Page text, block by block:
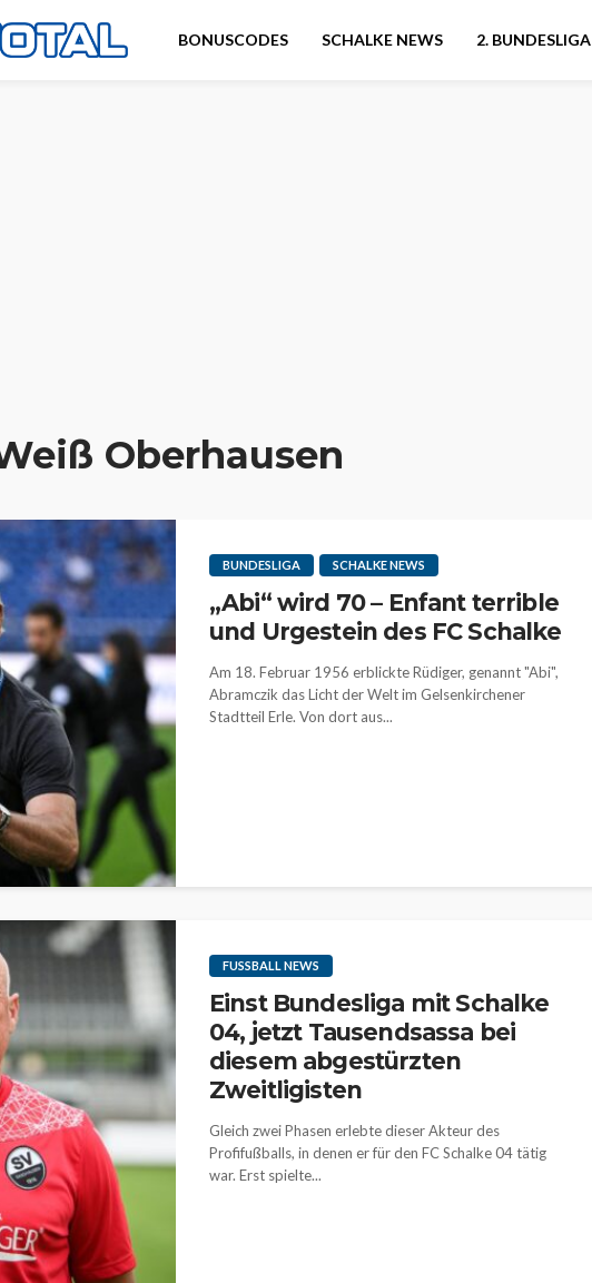
BONUSCODES SCHALKE NEWS 2. BUNDESLIGA
Oberhausen
BUNDESLIGA SCHALKE NEWS
„Abi“ wird 70 – Enfant terrible
und Urgestein des FC Schalke
Am 18. Februar 1956 erblickte Rüdiger, genannt "Abi",
Abramczik das Licht der Welt im Gelsenkirchener
Stadtteil Erle. Von dort aus...
FUSSBALL NEWS
Einst Bundesliga mit Schalke
04, jetzt Tausendsassa bei
diesem abgestürzten
Zweitligisten
Gleich zwei Phasen erlebte dieser Akteur des
Profifußballs, in denen er für den FC Schalke 04 tätig
war. Erst spielte...